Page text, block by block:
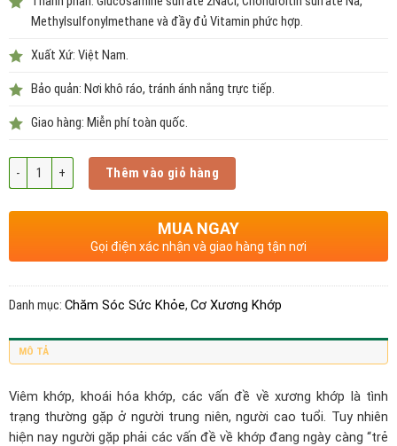
Methylsulfonylmethane và đầy đủ Vitamin phức hợp.
Xuất Xứ: Việt Nam.
Bảo quản: Nơi khô ráo, tránh ánh nắng trực tiếp.
Giao hàng: Miễn phí toàn quốc.
Số lượng Thêm vào giỏ hàng
MUA NGAY
Gọi điện xác nhận và giao hàng tận nơi
Danh mục: Chăm Sóc Sức Khỏe, Cơ Xương Khớp
MÔ TẢ
Viêm khớp, khoái hóa khớp, các vấn đề về xương khớp là tình
trạng thường gặp ở người trung niên, người cao tuổi. Tuy nhiên
hiện nay người gặp phải các vấn đề về khớp đang ngày càng “trẻ